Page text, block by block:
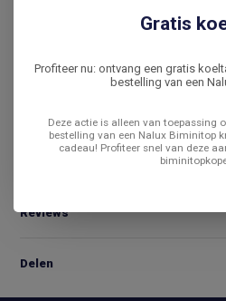
Reviews
Delen
Gratis
Profiteer nu: ontvang een gratis
bestelling van een
Deze actie is alleen van toepassing
bestelling van een Nalux Biminitop
cadeau! Profiteer snel van deze